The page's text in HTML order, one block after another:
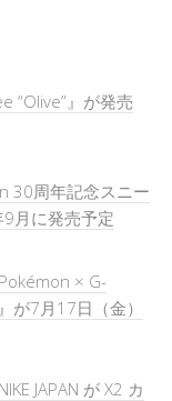
“Olive”』が発売
30周年記念スニー
月に発売予定
× G-
が7月17日（金）
JAPAN が X2 カ